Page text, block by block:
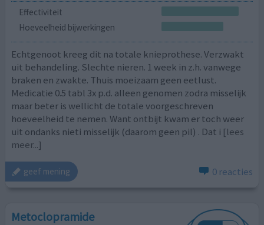
Effectiviteit
Hoeveelheid bijwerkingen
Echtgenoot kreeg dit na totale knieprothese. Verzwakt
uit behandeling. Slechte nieren. 1 week in z.h. vanwege
braken en zwakte. Thuis moeizaam geen eetlust.
Medicatie 0.5 tabl 3x p.d. alleen genomen zodra misselijk
maar beter is wellicht de totale voorgeschreven
hoeveelheid te nemen. Want ontbijt kwam er toch weer
uit ondanks nieti misselijk (daarom geen pil) . Dat i [lees
meer...]
geef mening 0 reacties
Metoclopramide